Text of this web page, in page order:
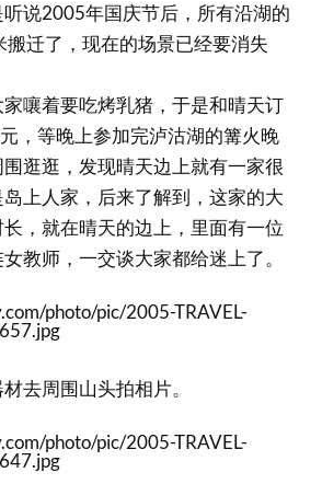
说2005年国庆节后，所有沿湖的
迁了，现在的场景已经要消失
嚷着要吃烤乳猪，于是和晴天订
，等晚上参加完泸沽湖的篝火晚
逛逛，发现晴天边上就有一家很
上人家，后来了解到，这家的大
，就在晴天的边上，里面有一位
教师，一交谈大家都给迷上了。
去周围山头拍相片。